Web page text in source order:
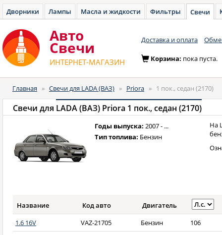
Дворники Лампы Масла и жидкости Фильтры Свечи
Авто
Cвечи
ИНТЕРНЕТ-МАГАЗИН
Доставка и оплата
Корзина: пока пуста.
Главная » Свечи для LADA (ВАЗ) » Priora » 1 пок., седан (2170)
Свечи для LADA (ВАЗ) Priora 1 пок., седан (2170)
Годы выпуска: 2007 - ...
Тип топлива: Бензин
На
Название Код авто
Двигатель
1.6 16V
VAZ-21705 Бензин
106